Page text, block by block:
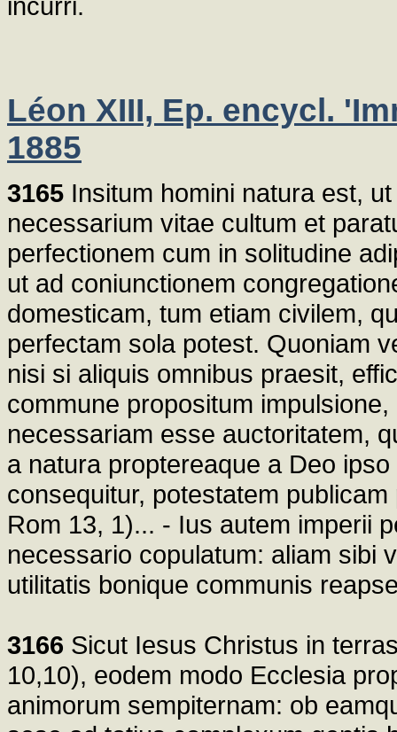
Léon XIII, Ep. encycl.
1885
3165 Insitum homini natura est,
necessarium vitae cultum et
perfectionem cum in solitudine
ut ad coniunctionem
domesticam, tum etiam civilem,
perfectam sola potest. Quoniam
nisi si aliquis omnibus praesit,
commune propositum
necessariam esse auctoritatem,
a natura proptereaque a Deo
consequitur, potestatem
Rom 13, 1)... - Ius autem imperii
necessario copulatum: aliam sibi
utilitatis bonique communis
3166 Sicut Iesus Christus in
10,10), eodem modo Ecclesia
animorum sempiternam: ob